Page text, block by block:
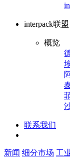
interpack联盟
概览
联系我们
新闻 细分市场 工